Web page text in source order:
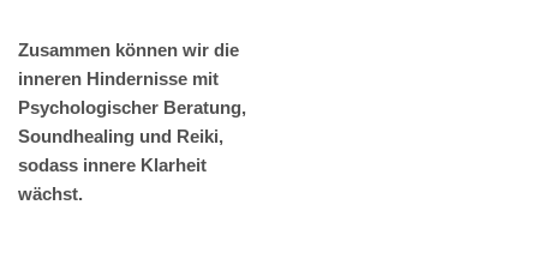
Zusammen können wir die
inneren Hindernisse mit
Psychologischer Beratung,
Soundhealing und Reiki,
sodass innere Klarheit
wächst.